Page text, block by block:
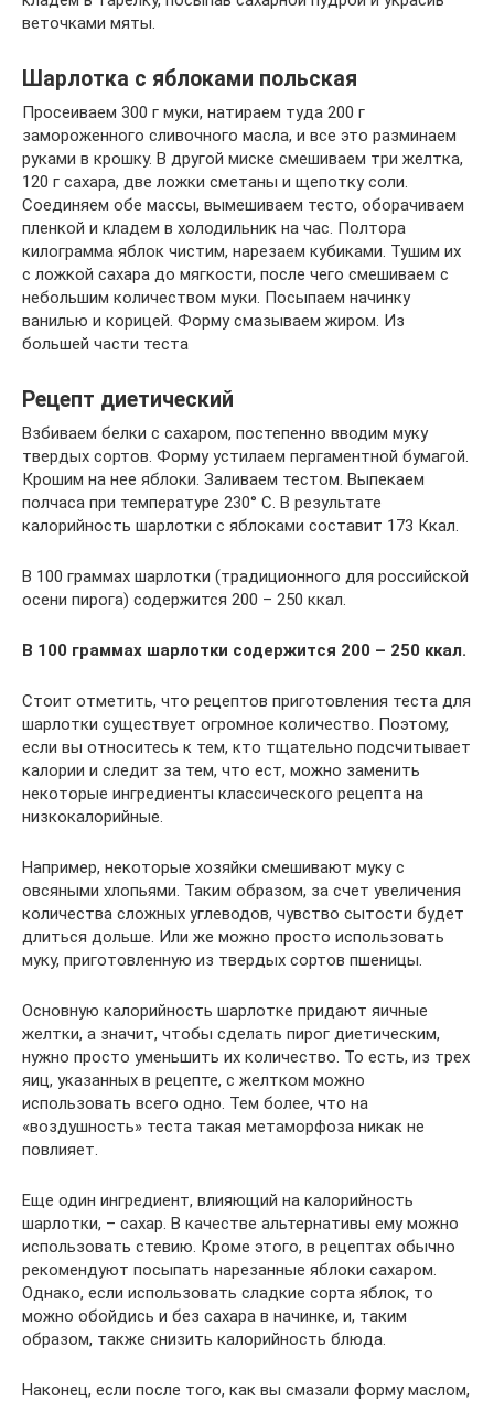
веточками мяты.
Шарлотка с яблоками польская
Просеиваем 300 г муки, натираем туда 200 г
замороженного сливочного масла, и все это разминаем
руками в крошку. В другой миске смешиваем три желтка,
120 г сахара, две ложки сметаны и щепотку соли.
Соединяем обе массы, вымешиваем тесто, оборачиваем
пленкой и кладем в холодильник на час. Полтора
килограмма яблок чистим, нарезаем кубиками. Тушим их
с ложкой сахара до мягкости, после чего смешиваем с
небольшим количеством муки. Посыпаем начинку
ванилью и корицей. Форму смазываем жиром. Из
большей части теста
Рецепт диетический
Взбиваем белки с сахаром, постепенно вводим муку
твердых сортов. Форму устилаем пергаментной бумагой.
Крошим на нее яблоки. Заливаем тестом. Выпекаем
полчаса при температуре 230° С. В результате
калорийность шарлотки с яблоками составит 173 Ккал.
В 100 граммах шарлотки (традиционного для российской
осени пирога) содержится 200 – 250 ккал.
В 100 граммах шарлотки содержится 200 – 250 ккал.
Стоит отметить, что рецептов приготовления теста для
шарлотки существует огромное количество. Поэтому,
если вы относитесь к тем, кто тщательно подсчитывает
калории и следит за тем, что ест, можно заменить
некоторые ингредиенты классического рецепта на
низкокалорийные.
Например, некоторые хозяйки смешивают муку с
овсяными хлопьями. Таким образом, за счет увеличения
количества сложных углеводов, чувство сытости будет
длиться дольше. Или же можно просто использовать
муку, приготовленную из твердых сортов пшеницы.
Основную калорийность шарлотке придают яичные
желтки, а значит, чтобы сделать пирог диетическим,
нужно просто уменьшить их количество. То есть, из трех
яиц, указанных в рецепте, с желтком можно
использовать всего одно. Тем более, что на
«воздушность» теста такая метаморфоза никак не
повлияет.
Еще один ингредиент, влияющий на калорийность
шарлотки, – сахар. В качестве альтернативы ему можно
использовать стевию. Кроме этого, в рецептах обычно
рекомендуют посыпать нарезанные яблоки сахаром.
Однако, если использовать сладкие сорта яблок, то
можно обойдись и без сахара в начинке, и, таким
образом, также снизить калорийность блюда.
Наконец, если после того, как вы смазали форму маслом,